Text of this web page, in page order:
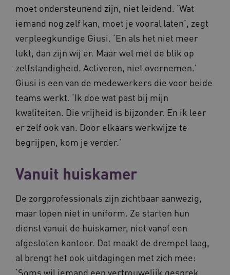
moet ondersteunend zijn, niet leidend. ‘Wat
iemand nog zelf kan, moet je vooral laten’, zegt
verpleegkundige Giusi. ‘En als het niet meer
lukt, dan zijn wij er. Maar wel met de blik op
zelfstandigheid. Activeren, niet overnemen.’
Giusi is een van de medewerkers die voor beide
teams werkt. ‘Ik doe wat past bij mijn
kwaliteiten. Die vrijheid is bijzonder. En ik leer
er zelf ook van. Door elkaars werkwijze te
begrijpen, kom je verder.’
Vanuit huiskamer
De zorgprofessionals zijn zichtbaar aanwezig,
maar lopen niet in uniform. Ze starten hun
dienst vanuit de huiskamer, niet vanaf een
afgesloten kantoor. Dat maakt de drempel laag,
al brengt het ook uitdagingen met zich mee:
‘Soms wil iemand een vertrouwelijk gesprek.